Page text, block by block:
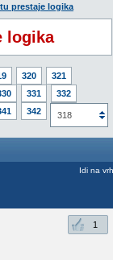
prestaje logika
logika
320
321
331
332
342
343
318
Idi na vrh
1